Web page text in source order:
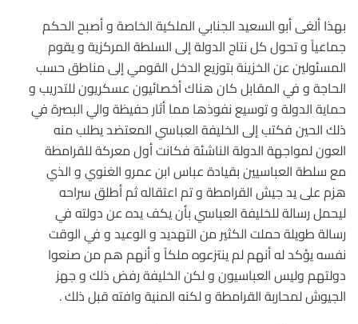
بهذا ألغى أبو السعيد الجنابي الملكية الخاصة و أصبح الحكم
جماعياً و تحول كل نتاج الدولة إلى السلطة المركزية و يقوم
المسئولين عن الخزينة بتوزيع الدخل القومي إلى مناطق حسب
الحاجة و في المقابل كان هناك أخصائيون عسكريون للتدريب و
حماية الدولة و توسيع نفوذها مما أثار حفيظة والي البصرة في
ذلك الحين فكتب إلى الخليفة العباسي المعتضد يطلب منه
العون لمواجهة الدولة الناشئة فكانت أول معركة للقرامطة
مع سلطة العباسيين بقيادة عباس ابن عمرو الغنوي و الذي
هزم على يد جيش القرامطة و تم اعتقاله ثم أطلق سراحه
ليحمل رسالة للخليفة العباسي بأن يكف يده عن دولته في
رسالة طويلة حملت الكثير من التهديد و الوعيد و في الوقت
نفسه يؤكد له أنهم لم ينتزعوه ملكاً و أنهم هم من صنعوا
دولتهم وليس العباسيون و لكن الخليفة رفض ذلك و جهز
الجيوش لمحاربة القرامطة و لكنه المنية وافته قبل ذلك .